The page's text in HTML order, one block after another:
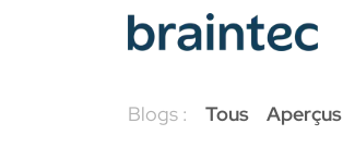
Se rendre au contenu
Blogs : Tous Aperçus